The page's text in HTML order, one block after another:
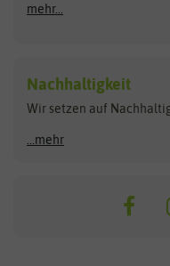
Anzuchtschalen
Heizmatte & Heizkabel
Kokos-Quelltabletten
Zimmergewächshaus
Carl Pabst
Florissa
Flortis
Franchi Sementi
mehr...
Nachhaltigkeit
Wir setzen auf
...mehr